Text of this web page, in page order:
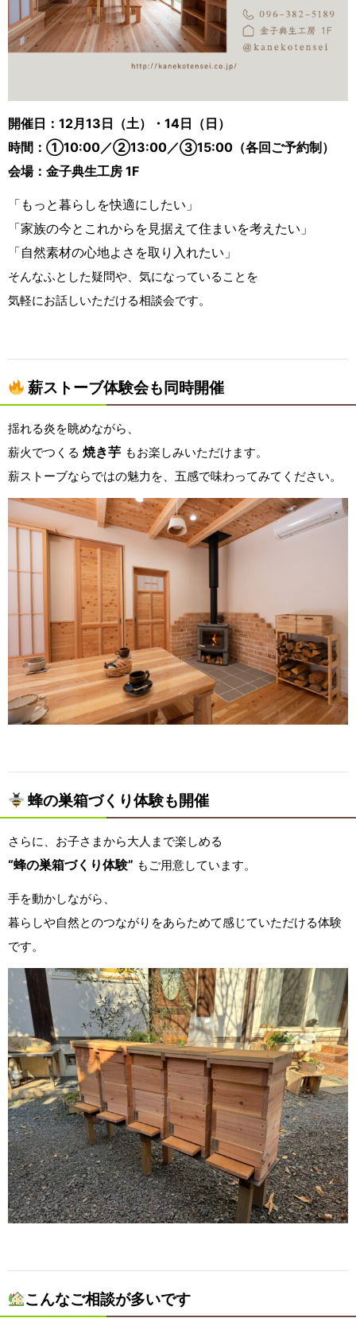
開催日：12月13日（土）・14日（日）
時間：①10:00／②13:00／③15:00（各回ご予約制）
会場：金子典生工房 1F
「もっと暮らしを快適にしたい」
「家族の今とこれからを見据えて住まいを考えたい」
「自然素材の心地よさを取り入れたい」
そんなふとした疑問や、気になっていることを
気軽にお話しいただける相談会です。
薪ストーブ体験会も同時開催
揺れる炎を眺めながら、
薪火でつくる 焼き芋 もお楽しみいただけます。
薪ストーブならではの魅力を、五感で味わってみてください。
蜂の巣箱づくり体験も開催
さらに、お子さまから大人まで楽しめる
“蜂の巣箱づくり体験” もご用意しています。
手を動かしながら、
暮らしや自然とのつながりをあらためて感じていただける体験
です。
こんなご相談が多いです